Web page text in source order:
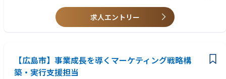
仙台、金沢、札幌、広島、福岡の支社における採用では、下記に該当する
ことを前提とし、募集要項に満たない場合でも、第二新卒の方も対象とし
て書類審査いたします
（4）サステナビリティ推進委員会の企画・運営
求人エントリー
【広島市】事業成長を導くマーケティング戦略構
築・実行支援担当